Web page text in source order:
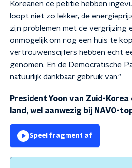
Koreanen de petitie hebben
loopt niet zo lekker, de
zijn problemen met de vergrijzing
onmogelijk om nog een huis te
vertrouwenscijfers hebben echt
genomen. En de Democratische
natuurlijk dankbaar gebruik van."
President Yoon van Zuid-
land, wel aanwezig bij NAVO-
Speel fragment af